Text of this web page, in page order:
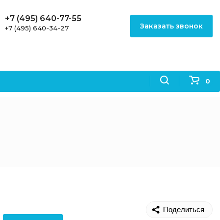
0
+7 (495) 640-77-55
+7 (495) 640-34-27 Заказать звонок
Поделиться